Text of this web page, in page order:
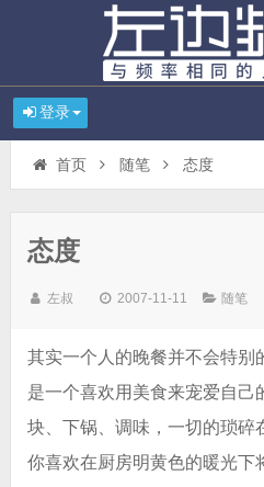
登录
首页 随笔 态度
态度
左叔 2007-11-11 随笔
其实一个人的晚餐并不会特别
是一个喜欢用美食来宠爱自己
块、下锅、调味，一切的琐碎
你喜欢在厨房明黄色的暖光下